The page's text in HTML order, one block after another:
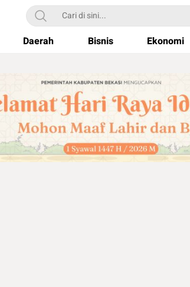
Daerah Bisnis Ekonomi